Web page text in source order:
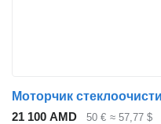
21 100 AMD 50 € ≈ 57,77 $